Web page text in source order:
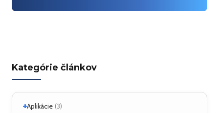
Kategórie článkov
+Aplikácie (3)